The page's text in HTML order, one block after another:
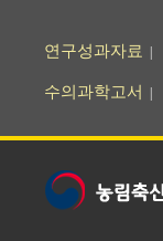
연구성과자료
수의과학고서